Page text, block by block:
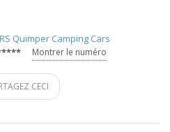
Quimper Camping Cars
Montrer le numéro
CECI